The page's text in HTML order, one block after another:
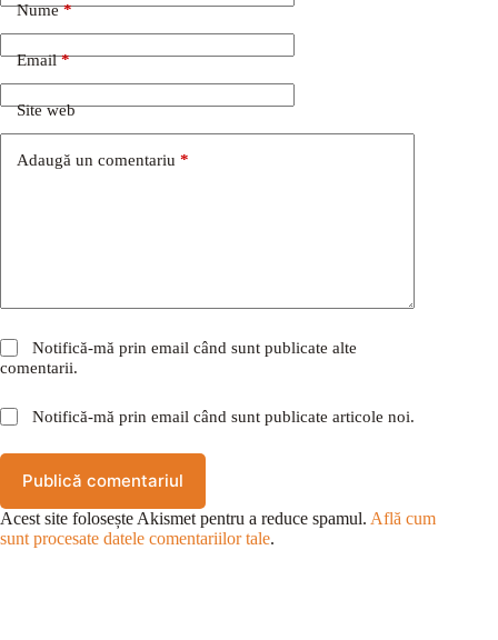
Nume*
Email*
Site web
Adaugă un comentariu *
Notifică-mă prin email când sunt publicate alte
comentarii.
Notifică-mă prin email când sunt publicate articole noi.
Publică comentariul
Acest site folosește Akismet pentru a reduce spamul. Află cum
sunt procesate datele comentariilor tale.